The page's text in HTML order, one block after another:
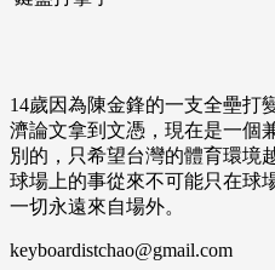
14歲因為陳金鋒的一支全壘打
濟論文拿到文憑，現在是一個
別的，只希望台灣的體育環境
球場上的事從來不可能只在球
一切永遠來自場外。
keyboardistchao@gmail.com